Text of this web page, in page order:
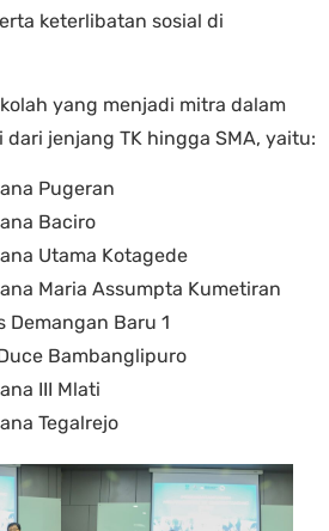
keterlibatan sosial di
yang menjadi mitra dalam
jenjang TK hingga SMA, yaitu:
Pugeran
Baciro
Utama Kotagede
Maria Assumpta Kumetiran
Demangan Baru 1
Bambanglipuro
III Mlati
Tegalrejo